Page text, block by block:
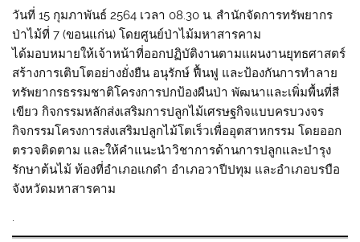
วันที่ 15 กุมภาพันธ์ 2564 เวลา 08.30 น. สำนักจัดการทรัพยากร
ป่าไม้ที่ 7 (ขอนแก่น) โดยศูนย์ป่าไม้มหาสารคาม
ได้มอบหมายให้เจ้าหน้าที่ออกปฏิบัติงานตามแผนงานยุทธศาสตร์
สร้างการเติบโตอย่างยั่งยืน อนุรักษ์ ฟื้นฟู และป้องกันการทำลาย
ทรัพยากรธรรมชาติโครงการปกป้องผืนป่า พัฒนาและเพิ่มพื้นที่สี
เขียว กิจกรรมหลักส่งเสริมการปลูกไม้เศรษฐกิจแบบครบวงจร
กิจกรรมโครงการส่งเสริมปลูกไม้โตเร็วเพื่ออุตสาหกรรม โดยออก
ตรวจติดตาม และให้คำแนะนำวิชาการด้านการปลูกและบำรุง
รักษาต้นไม้ ท้องที่อำเภอแกดำ อำเภอวาปีปทุม และอำเภอบรบือ
จังหวัดมหาสารคาม
.